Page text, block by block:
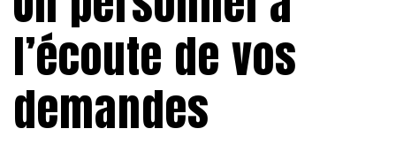
l’écoute de vos
demandes